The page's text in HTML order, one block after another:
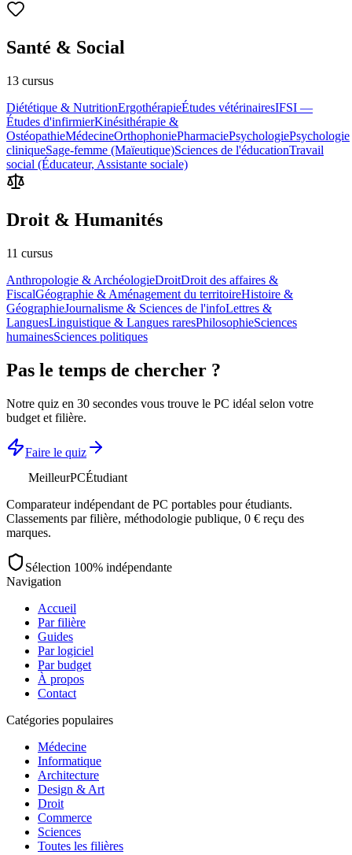
Santé & Social
13 cursus
Diététique & NutritionErgothérapieÉtudes vétérinairesIFSI —
Études d'infirmierKinésithérapie &
OstéopathieMédecineOrthophoniePharmaciePsychologiePsychologie
cliniqueSage-femme (Maïeutique)Sciences de l'éducationTravail
social (Éducateur, Assistante sociale)
Droit & Humanités
11 cursus
Anthropologie & ArchéologieDroitDroit des affaires &
FiscalGéographie & Aménagement du territoireHistoire &
GéographieJournalisme & Sciences de l'infoLettres &
LanguesLinguistique & Langues raresPhilosophieSciences
humainesSciences politiques
Pas le temps de chercher ?
Notre quiz en 30 secondes vous trouve le PC idéal selon votre
budget et filière.
Faire le quiz
MeilleurPCÉtudiant
Comparateur indépendant de PC portables pour étudiants.
Classements par filière, méthodologie publique, 0 € reçu des
marques.
Sélection 100% indépendante
Navigation
Accueil
Par filière
Guides
Par logiciel
Par budget
À propos
Contact
Catégories populaires
Médecine
Informatique
Architecture
Design & Art
Droit
Commerce
Sciences
Toutes les filières